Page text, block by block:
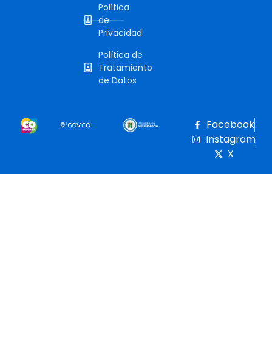
Política
de
Privacidad
Política de
Tratamiento
de Datos
Facebook
Instagram
X